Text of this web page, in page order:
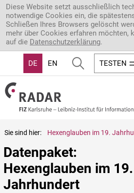
Direkt zum Inhalt
Diese Website setzt ausschließlich
notwendige Cookies ein, die
Schließen Ihres Browsers gelöscht
mehr über Cookies erfahren möchten,
auf die Datenschutzerklärung.
DE EN TESTEN
Sie sind hier:
Datenpaket:
Hexenglauben im 19.
Jahrhundert